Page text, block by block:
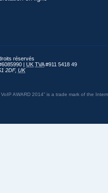
réservés
| UK TVA#911 5418 49
2DF, UK
AWARD 2014” is a trade mark of the